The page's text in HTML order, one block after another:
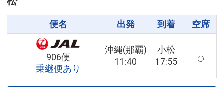
便名 出発 到着 空席
906便
乗継便あり
沖縄(那覇)
11:40
小松
17:55